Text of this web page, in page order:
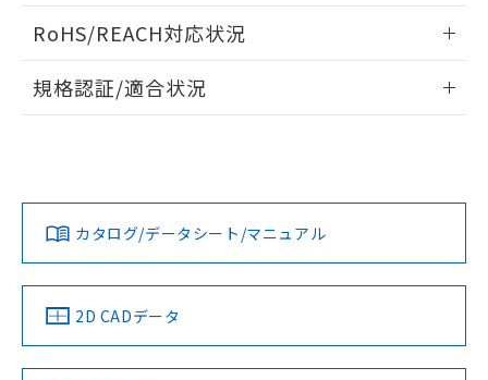
入力電圧-入力電流/入力インピーダンス特性
ドすることができます。
ログイン/会員登録
ダウンロードデータをご利用いただく前に、以下を必ずお読
みください。
ソフトウェアの使用条件
RoHS/REACH対応状況
EU RoHS 注意事項・凡例
対応済み
中国 RoHS 注意事項・凡例
規格認証/適合状況
LR型式承認
（イギリス
船舶規格）
DNV型式承認
（ノルウェー
BV型式承認
（フランス
KR型式
（韓国
No No No No
カタログ/データシート/マニュアル
2D CADデータ
既に当社にて対応品への在庫切替を完了
していることから、特段のことがない限
り、2022年1月12日より割愛しておりま
す。